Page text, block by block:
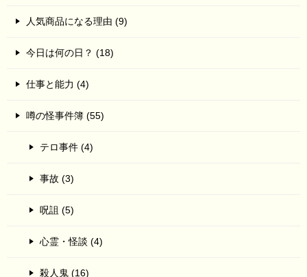
人気商品になる理由 (9)
今日は何の日？ (18)
仕事と能力 (4)
噂の怪事件簿 (55)
テロ事件 (4)
事故 (3)
呪詛 (5)
心霊・怪談 (4)
殺人鬼 (16)